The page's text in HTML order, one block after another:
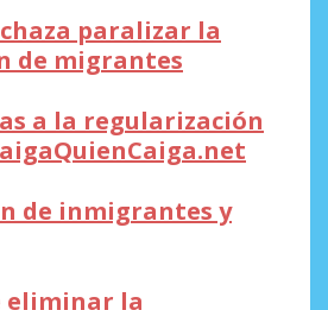
paralizar la
de migrantes
a la regularización
de inmigrantes y
eliminar la